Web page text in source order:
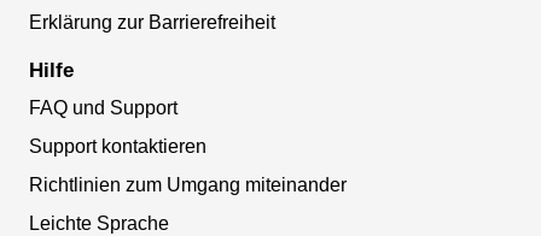
Erklärung zur Barrierefreiheit
Hilfe
FAQ und Support
Support kontaktieren
Richtlinien zum Umgang miteinander
Leichte Sprache